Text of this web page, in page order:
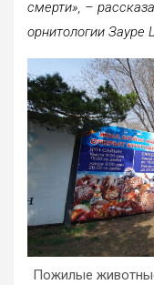
смерти», –
орнитологии Зауре
Пожилые